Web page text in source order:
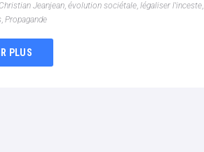
Christian Jeanjean, évolution sociétale, légaliser l'inceste,
, Propagande
PLUS